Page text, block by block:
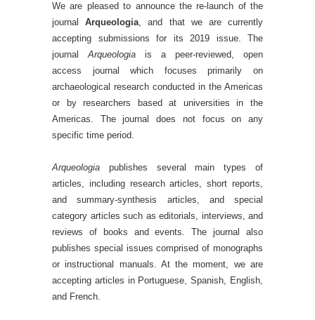
We are pleased to announce the re-launch of the
journalArqueologia, and that we are currently
accepting submissions for its 2019 issue. The
journalArqueologia is a peer-reviewed, open
access journal which focuses primarily on
archaeological research conducted in the Americas
or by researchers based at universities in the
Americas. The journal does not focus on any
specific time period.
Arqueologia publishes several main types of
articles, including research articles, short reports,
and summary-synthesis articles, and special
category articles such as editorials, interviews, and
reviews of books and events. The journal also
publishes special issues comprised of monographs
or instructional manuals. At the moment, we are
accepting articles in Portuguese, Spanish, English,
and French.